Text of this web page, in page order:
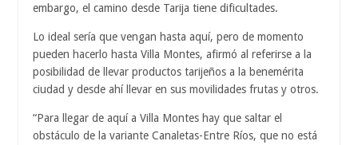
embargo, el camino desde Tarija tiene dificultades.
Lo ideal sería que vengan hasta aquí, pero de momento
pueden hacerlo hasta Villa Montes, afirmó al referirse a la
posibilidad de llevar productos tarijeños a la benemérita
ciudad y desde ahí llevar en sus movilidades frutas y otros.
“Para llegar de aquí a Villa Montes hay que saltar el
obstáculo de la variante Canaletas-Entre Ríos, que no está